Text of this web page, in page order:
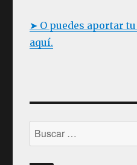
➤ O puedes aportar
aquí.
Buscar
por: